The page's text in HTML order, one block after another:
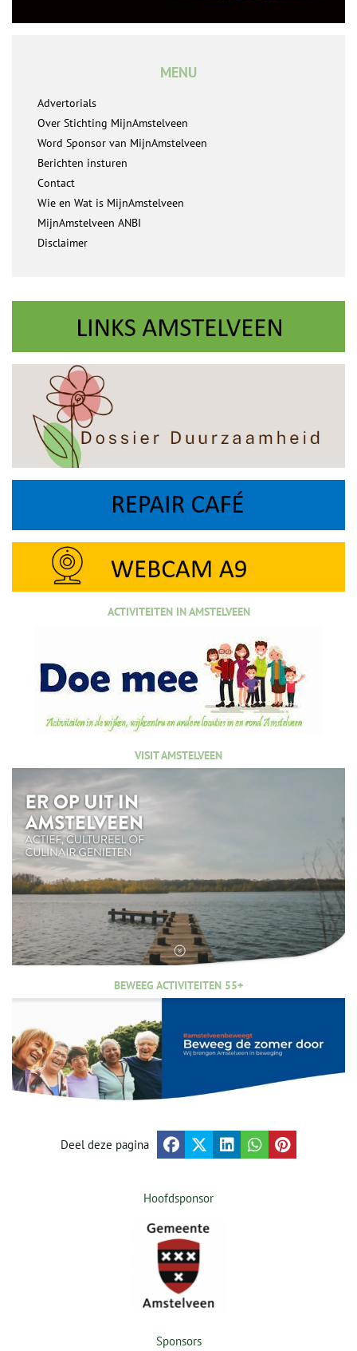
MENU
Advertorials
Over Stichting MijnAmstelveen
Word Sponsor van MijnAmstelveen
Berichten insturen
Contact
Wie en Wat is MijnAmstelveen
MijnAmstelveen ANBI
Disclaimer
ACTIVITEITEN IN AMSTELVEEN
VISIT AMSTELVEEN
BEWEEG ACTIVITEITEN 55+
Deel deze pagina
Hoofdsponsor
Sponsors